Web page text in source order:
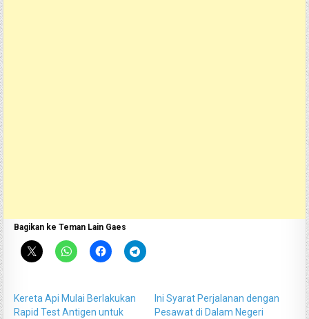
Bagikan ke Teman Lain Gaes
Kereta Api Mulai Berlakukan
Rapid Test Antigen untuk
Ini Syarat Perjalanan dengan
Pesawat di Dalam Negeri